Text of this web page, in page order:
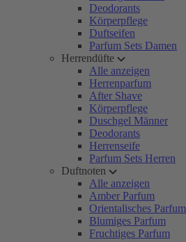
Deodorants
Körperpflege
Duftseifen
Parfum Sets Damen
Herrendüfte
Alle anzeigen
Herrenparfum
After Shave
Körperpflege
Duschgel Männer
Deodorants
Herrenseife
Parfum Sets Herren
Duftnoten
Alle anzeigen
Amber Parfum
Orientalisches Parfum
Blumiges Parfum
Fruchtiges Parfum